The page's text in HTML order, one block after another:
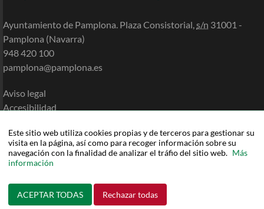
Este sitio web utiliza cookies propias y de terceros para gestionar su
visita en la página, así como para recoger información sobre su
navegación con la finalidad de analizar el tráfio del sitio web. Más
información
ACEPTAR TODAS Rechazar todas
Ayuntamiento de Pamplona. Plaza Consistorial,s/n 31001 -
Pamplona (Navarra)
948 420 100
pamplona@pamplona.es
Aviso legal
Accesibilidad
Política de privacidad
Mapa de la Sede
Ayuda